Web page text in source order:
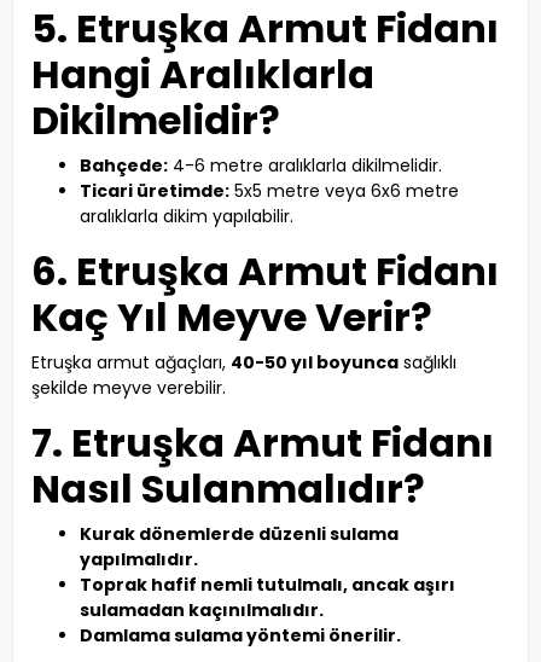
5. Etruşka Armut Fidanı
Hangi Aralıklarla
Dikilmelidir?
Bahçede: 4-6 metre aralıklarla dikilmelidir.
Ticari üretimde: 5x5 metre veya 6x6 metre
aralıklarla dikim yapılabilir.
6. Etruşka Armut Fidanı
Kaç Yıl Meyve Verir?
Etruşka armut ağaçları, 40-50 yıl boyunca sağlıklı
şekilde meyve verebilir.
7. Etruşka Armut Fidanı
Nasıl Sulanmalıdır?
Kurak dönemlerde düzenli sulama
yapılmalıdır.
Toprak hafif nemli tutulmalı, ancak aşırı
sulamadan kaçınılmalıdır.
Damlama sulama yöntemi önerilir.